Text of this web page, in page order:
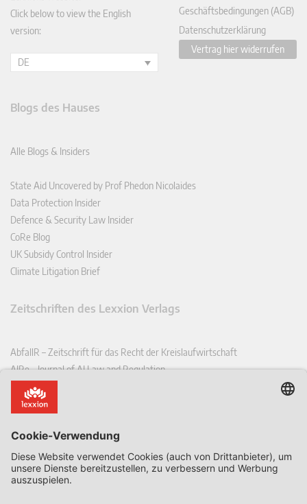
Click below to view the English
version:
DE
Geschäftsbedingungen (AGB)
Datenschutzerklärung
Vertrag hier widerrufen
Blogs des Hauses
Alle Blogs & Insiders
State Aid Uncovered by Prof Phedon Nicolaides
Data Protection Insider
Defence & Security Law Insider
CoRe Blog
UK Subsidy Control Insider
Climate Litigation Brief
Zeitschriften des Lexxion Verlags
AbfallR – Zeitschrift für das Recht der Kreislaufwirtschaft
AIRe – Journal of AI Law and Regulation
CCLR – Carbon & Climate Law Review
CoRe – European Competition and Regulatory Law Review
EDSeQ – European Defence & Security Law & Policy Quarterly
EFFL – European Food and Feed Law Review
EHPL – European Health & Pharmaceutical Law Review
EPPPL – European Procurement & Public Private Partnership Law